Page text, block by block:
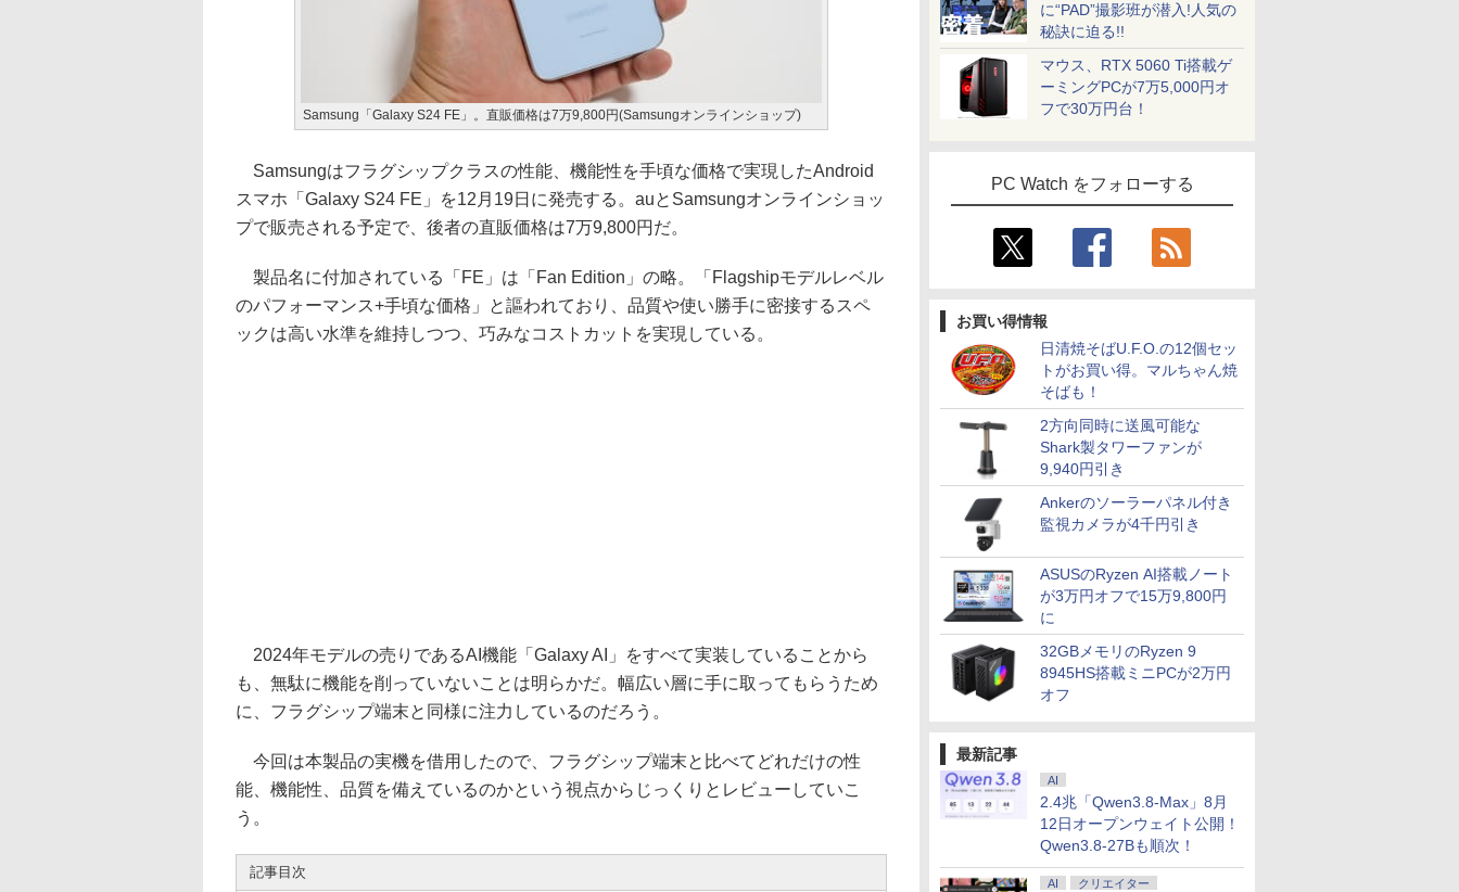
に“PAD”撮影班が潜入!人気の
秘訣に迫る!!
マウス、RTX 5060 Ti搭載ゲ
ーミングPCが7万5,000円オ
フで30万円台！
PC Watch をフォローする
お買い得情報
日清焼そばU.F.O.の12個セッ
トがお買い得。マルちゃん焼
そばも！
2方向同時に送風可能な
Shark製タワーファンが
9,940円引き
Ankerのソーラーパネル付き
監視カメラが4千円引き
ASUSのRyzen AI搭載ノート
が3万円オフで15万9,800円
に
32GBメモリのRyzen 9
8945HS搭載ミニPCが2万円
オフ
最新記事
AI
2.4兆「Qwen3.8-Max」8月
12日オープンウェイト公開！
Qwen3.8-27Bも順次！
AI クリエイター
Samsung「Galaxy S24 FE」。直販価格は7万9,800円(Samsungオンラインショップ)
Samsungはフラグシップクラスの性能、機能性を手頃な価格で実現したAndroid
スマホ「Galaxy S24 FE」を12月19日に発売する。auとSamsungオンラインショッ
プで販売される予定で、後者の直販価格は7万9,800円だ。
製品名に付加されている「FE」は「Fan Edition」の略。「Flagshipモデルレベル
のパフォーマンス+手頃な価格」と謳われており、品質や使い勝手に密接するスペ
ックは高い水準を維持しつつ、巧みなコストカットを実現している。
2024年モデルの売りであるAI機能「Galaxy AI」をすべて実装していることから
も、無駄に機能を削っていないことは明らかだ。幅広い層に手に取ってもらうため
に、フラグシップ端末と同様に注力しているのだろう。
今回は本製品の実機を借用したので、フラグシップ端末と比べてどれだけの性
能、機能性、品質を備えているのかという視点からじっくりとレビューしていこ
う。
記事目次